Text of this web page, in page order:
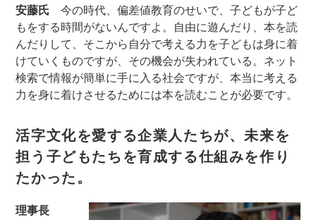
安藤氏 今の時代、偏差値教育のせいで、子どもが子ど
もをする時間がないんですよ。自由に遊んだり、本を読
んだりして、そこから自分で考える力を子どもは身に着
けていくものですが、その機会が失われている。ネット
検索で情報が簡単に手に入る社会ですが、本当に考える
力を身に着けさせるためには本を読むことが必要です。
活字文化を愛する企業人たちが、未来を
担う子どもたちを育成する仕組みを作り
たかった。
理事長